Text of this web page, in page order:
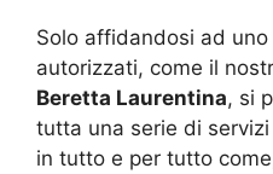
Solo affidandosi ad
autorizzati, come il
Beretta Laurentina, si
tutta una serie di
in tutto e per tutto